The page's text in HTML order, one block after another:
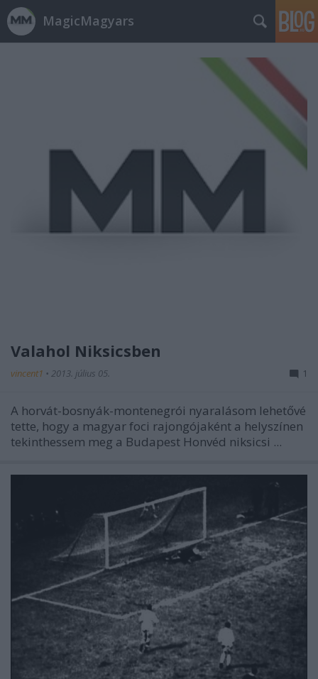
MagicMagyars
Valahol Niksicsben
vincent1 • 2013. július 05. 1
A horvát-bosnyák-montenegrói nyaralásom lehetővé
tette, hogy a magyar foci rajongójaként a helyszínen
tekinthessem meg a Budapest Honvéd niksicsi ...